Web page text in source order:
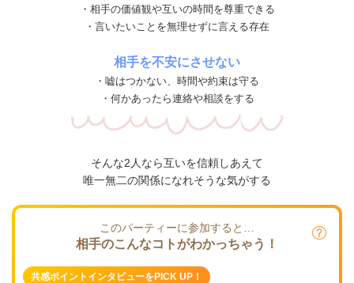
・相手の価値観や互いの時間を尊重できる
・言いたいことを無理せずに言える存在
相手を不安にさせない
・嘘はつかない、時間や約束は守る
・何かあったら連絡や相談をする
そんな2人なら互いを信頼しあえて
唯一無二の関係になれそうな気がする
このパーティーに参加すると…
相手のこんなコトがわかっちゃう！
共感ポイントインタビューをPICK UP！